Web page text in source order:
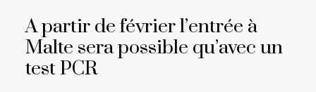
A partir de février l’entrée à
Malte sera possible qu’avec un
test PCR